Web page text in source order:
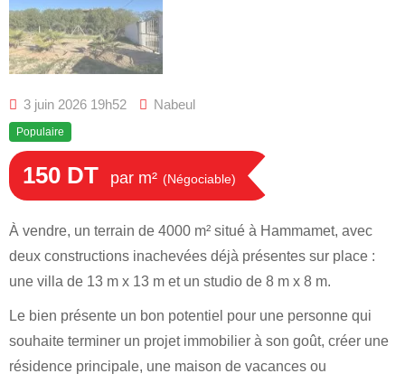
3 juin 2026 19h52 Nabeul
Populaire
150 DT par m² (Négociable)
À vendre, un terrain de 4000 m² situé à Hammamet, avec
deux constructions inachevées déjà présentes sur place :
une villa de 13 m x 13 m et un studio de 8 m x 8 m.
Le bien présente un bon potentiel pour une personne qui
souhaite terminer un projet immobilier à son goût, créer une
résidence principale, une maison de vacances ou